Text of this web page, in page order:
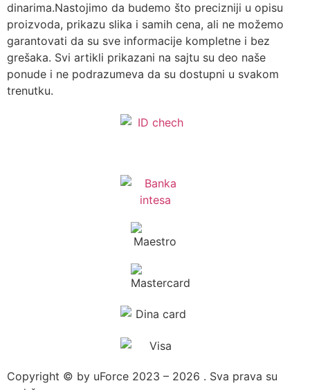
dinarima.Nastojimo da budemo što precizniji u opisu
proizvoda, prikazu slika i samih cena, ali ne možemo
garantovati da su sve informacije kompletne i bez
grešaka. Svi artikli prikazani na sajtu su deo naše
ponude i ne podrazumeva da su dostupni u svakom
trenutku.
Copyright © by uForce 2023 – 2026 . Sva prava su